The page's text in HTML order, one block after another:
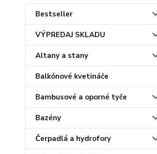
Bestseller
VÝPREDAJ SKLADU
Altany a stany
Balkónové kvetináče
Bambusové a oporné tyče
Bazény
Čerpadlá a hydrofory